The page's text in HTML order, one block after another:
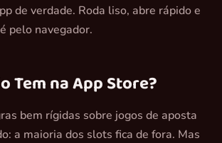
de verdade. Roda liso, abre rápido e
pelo navegador.
Tem na App Store?
bem rígidas sobre jogos de aposta
a maioria dos slots fica de fora. Mas